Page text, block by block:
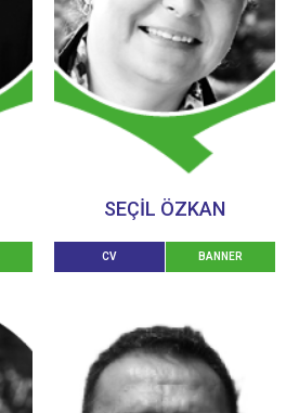
SEÇİL ÖZKAN
CV BANNER